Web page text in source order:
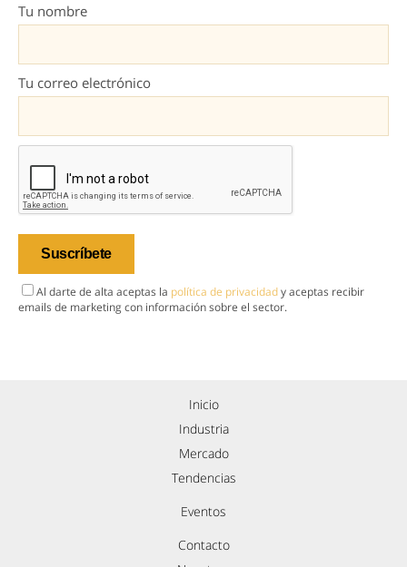
Tu nombre
Tu correo electrónico
Al darte de alta aceptas la política de privacidady aceptas recibir
emails de marketing con información sobre el sector.
Inicio
Industria
Mercado
Tendencias
Eventos
Contacto